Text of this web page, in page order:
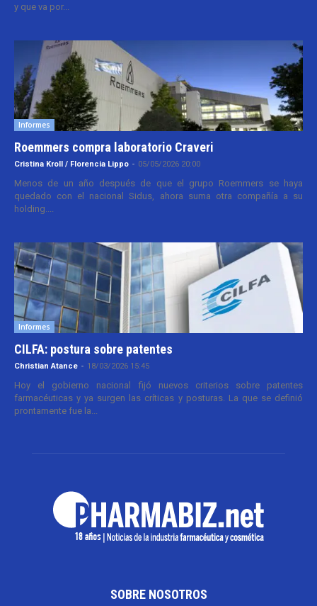
y que va por...
Informes
Roemmers compra laboratorio Craveri
Cristina Kroll / Florencia Lippo - 05/05/2026 20:00
Menos de un año después de que el grupo Roemmers se haya
quedado con el nacional Sidus, ahora suma otra compañía a su
holding....
Informes
CILFA: postura sobre patentes
Christian Atance - 18/03/2026 15:45
Hoy el gobierno nacional fijó nuevos criterios sobre patentes
farmacéuticas y ya surgen las críticas y posturas. La que se definió
prontamente fue la...
SOBRE NOSOTROS